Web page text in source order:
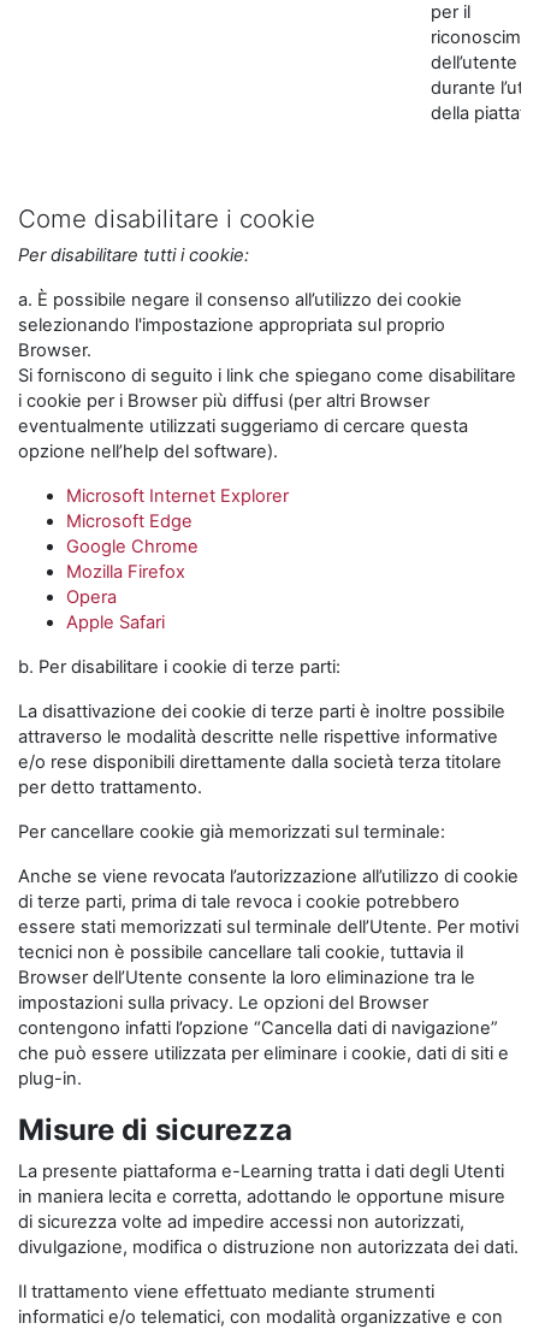
per il
dell’utente
durante
della
Come disabilitare i cookie
Per disabilitare tutti i cookie:
a. È possibile negare il consenso all’utilizzo dei cookie
selezionando l'impostazione appropriata sul proprio
Browser.
Si forniscono di seguito i link che spiegano come disabilitare
i cookie per i Browser più diffusi (per altri Browser
eventualmente utilizzati suggeriamo di cercare questa
opzione nell’help del software).
Microsoft Internet Explorer
Microsoft Edge
Google Chrome
Mozilla Firefox
Opera
Apple Safari
b. Per disabilitare i cookie di terze parti:
La disattivazione dei cookie di terze parti è inoltre possibile
attraverso le modalità descritte nelle rispettive informative
e/o rese disponibili direttamente dalla società terza titolare
per detto trattamento.
Per cancellare cookie già memorizzati sul terminale:
Anche se viene revocata l’autorizzazione all’utilizzo di cookie
di terze parti, prima di tale revoca i cookie potrebbero
essere stati memorizzati sul terminale dell’Utente. Per motivi
tecnici non è possibile cancellare tali cookie, tuttavia il
Browser dell’Utente consente la loro eliminazione tra le
impostazioni sulla privacy. Le opzioni del Browser
contengono infatti l’opzione “Cancella dati di navigazione”
che può essere utilizzata per eliminare i cookie, dati di siti e
plug-in.
Misure di sicurezza
La presente piattaforma e-Learning tratta i dati degli Utenti
in maniera lecita e corretta, adottando le opportune misure
di sicurezza volte ad impedire accessi non autorizzati,
divulgazione, modifica o distruzione non autorizzata dei dati.
Il trattamento viene effettuato mediante strumenti
informatici e/o telematici, con modalità organizzative e con